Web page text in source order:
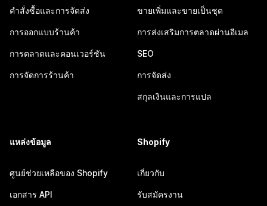
คำสั่งซื้อและการจัดส่ง
การออกแบบร้านค้า
การตลาดและคอนเวอร์ชัน
การจัดการร้านค้า
ขายเพิ่มและขายเป็นชุด
การส่งเสริมการตลาดผ่านอีเมล
SEO
การจัดส่ง
สกุลเงินและการแปล
แหล่งข้อมูล
ศูนย์ช่วยเหลือของ Shopify
เอกสาร API
Shopify
เกี่ยวกับ
รับสมัครงาน